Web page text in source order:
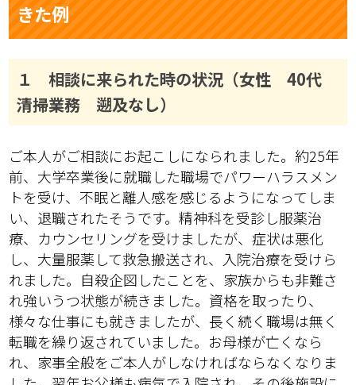
きた例
１ 相談に来られた時の状況（女性 40代
清掃業務 遡及なし）
ご本人がご相談にお起こしになられました。約25年
前、大学卒業後に就職した職場でパワーハラスメン
トを受け、不眠と離人感を感じるようになってしま
い、退職されたそうです。精神科を受診し服薬治
療、カウンセリングを受けましたが、症状は悪化
し、大量服薬して救急搬送され、入院治療を受けら
れました。自殺企図したことを、家族からも非難さ
れ強いうつ状態が続きました。資格を取ったり、
様々な仕事にも就きましたが、長く続く職場は無く
転職を繰り返されていました。お母様が亡くなら
れ、家事全般をご本人がしなければならなくなりま